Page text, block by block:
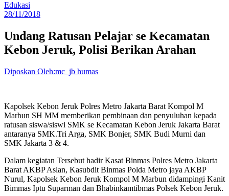
Edukasi
28/11/2018
Undang Ratusan Pelajar se Kecamatan
Kebon Jeruk, Polisi Berikan Arahan
Diposkan Oleh:mc_jb humas
Kapolsek Kebon Jeruk Polres Metro Jakarta Barat Kompol M
Marbun SH MM memberikan pembinaan dan penyuluhan kepada
ratusan siswa/siswi SMK se Kecamatan Kebon Jeruk Jakarta Barat
antaranya SMK.Tri Arga, SMK Bonjer, SMK Budi Murni dan
SMK Jakarta 3 & 4.
Dalam kegiatan Tersebut hadir Kasat Binmas Polres Metro Jakarta
Barat AKBP Aslan, Kasubdit Binmas Polda Metro jaya AKBP
Nurul, Kapolsek Kebon Jeruk Kompol M Marbun didampingi Kanit
Bimmas Iptu Suparman dan Bhabinkamtibmas Polsek Kebon Jeruk.